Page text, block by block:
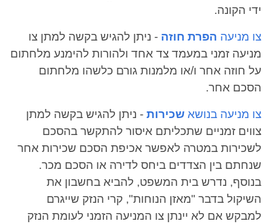
ידי הקונה.
צו מניעה הפרת חוזה - ניתן להגיש בקשה למתן צו
מניעה זמני במעמד צד אחד ולהורות להימנע מלחתום
על חוזה אחר ו/או מלמנות גורם כלשהו מלחתום
הסכם אחר.
צו מניעה בנושא שכירות - ניתן להגיש בקשה למתן
צווים זמניים שתכליתם איסור להתקשר בהסכם
לשכירות במטרה לאפשר אכיפת הסכם שכירות אחר
שנחתם בין הצדדים ביחס לדירה או הסכם מכר.
בנוסף, נדרש בית המשפט, להביא בחשבון את
השיקול בדבר "מאזן הנוחות", קרי הנזק שייגרם
למבקש אם לא יינתן צו המניעה הזמני לעומת הנזק